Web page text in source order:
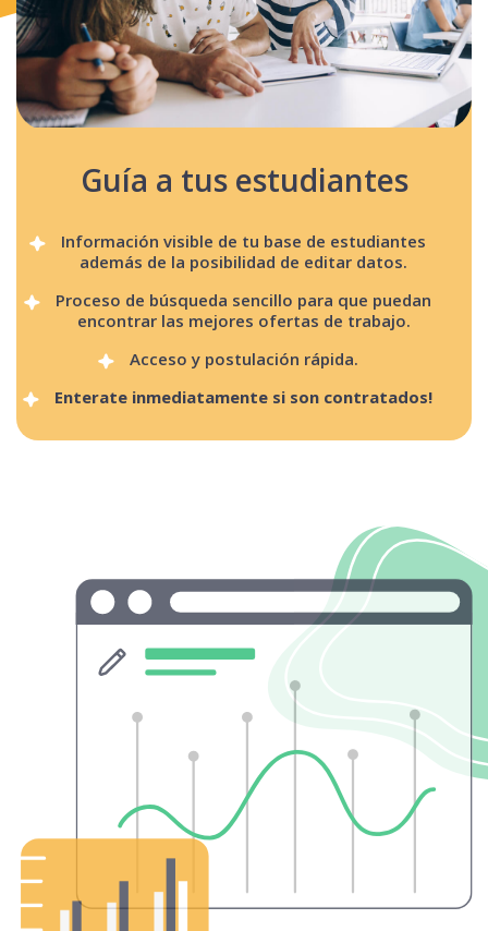
Guía a tus estudiantes
Información visible de tu base de estudiantes
además de la posibilidad de editar datos.
Proceso de búsqueda sencillo para que puedan
encontrar las mejores ofertas de trabajo.
Acceso y postulación rápida.
Enterate inmediatamente si son contratados!